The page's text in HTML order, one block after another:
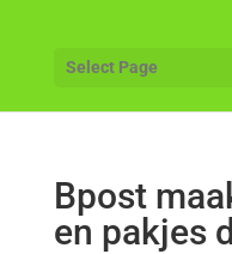
Select Page
Bpost
en pakjes